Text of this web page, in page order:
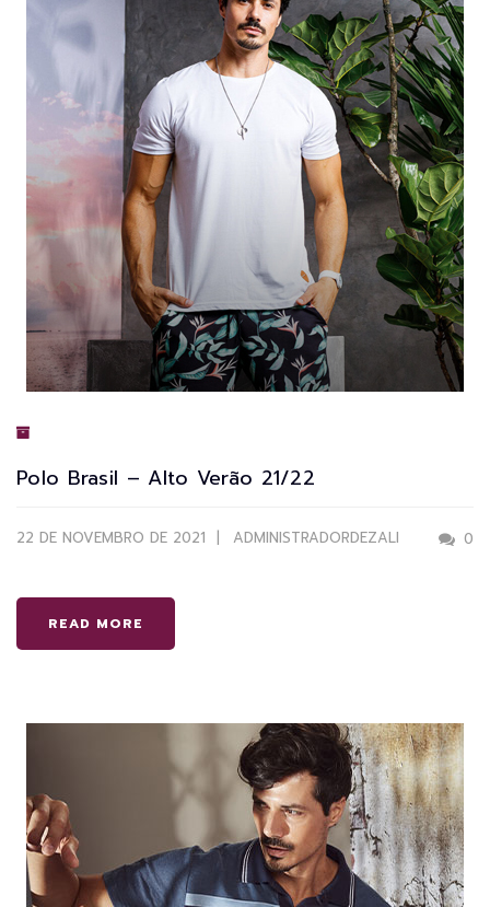
Polo Brasil – Alto Verão 21/22
22 DE NOVEMBRO DE 2021 ADMINISTRADORDEZALI 0
READ MORE